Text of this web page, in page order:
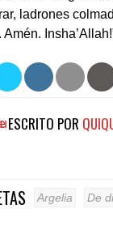
ladrones
Amén.
ESCRITO POR
Argelia De